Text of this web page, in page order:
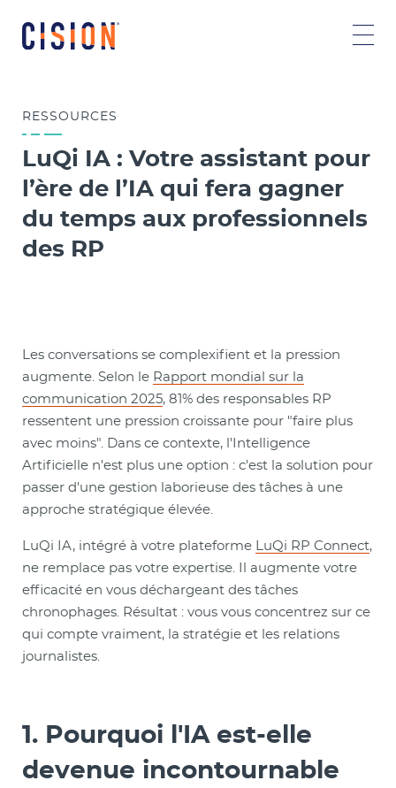
RESSOURCES
LuQi IA : Votre assistant pour
l’ère de l’IA qui fera gagner
du temps aux professionnels
des RP
Les conversations se complexifient et la pression
augmente. Selon le Rapport mondial sur la
communication 2025, 81% des responsables RP
ressentent une pression croissante pour "faire plus
avec moins". Dans ce contexte, l'Intelligence
Artificielle n'est plus une option : c'est la solution pour
passer d'une gestion laborieuse des tâches à une
approche stratégique élevée.
LuQi IA, intégré à votre plateforme LuQi RP Connect,
ne remplace pas votre expertise. Il augmente votre
efficacité en vous déchargeant des tâches
chronophages. Résultat : vous vous concentrez sur ce
qui compte vraiment, la stratégie et les relations
journalistes.
1. Pourquoi l'IA est-elle
devenue incontournable